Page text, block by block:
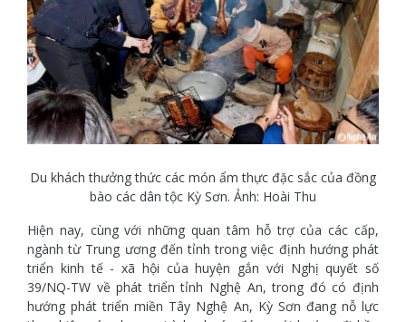
Du khách thưởng thức các món ẩm thực đặc sắc của đồng
bào các dân tộc Kỳ Sơn. Ảnh: Hoài Thu
Hiện nay, cùng với những quan tâm hỗ trợ của các cấp,
ngành từ Trung ương đến tỉnh trong việc định hướng phát
triển kinh tế - xã hội của huyện gắn với Nghị quyết số
39/NQ-TW về phát triển tỉnh Nghệ An, trong đó có định
hướng phát triển miền Tây Nghệ An, Kỳ Sơn đang nỗ lực